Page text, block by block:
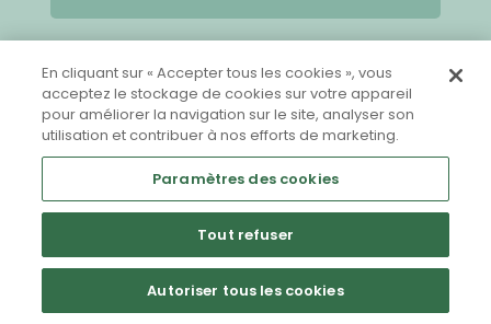
Nous contacter
Partager sur Facebook
En cliquant sur « Accepter tous les cookies », vous
acceptez le stockage de cookies sur votre appareil
pour améliorer la navigation sur le site, analyser son
utilisation et contribuer à nos efforts de marketing.
Paramètres des cookies
Tout refuser
Autoriser tous les cookies